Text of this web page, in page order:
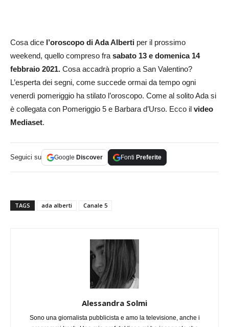
Cosa dice l’oroscopo di Ada Alberti per il prossimo
weekend, quello compreso frasabato 13 e domenica 14
febbraio 2021. Cosa accadrà proprio a San Valentino?
L’esperta dei segni, come succede ormai da tempo ogni
venerdì pomeriggio ha stilato l’oroscopo. Come al solito Ada si
è collegata con Pomeriggio 5 e Barbara d’Urso. Ecco il video
Mediaset.
Seguici su Google Discover Fonti Preferite
TAGS ada alberti Canale 5
Alessandra Solmi
Sono una giornalista pubblicista e amo la televisione, anche i